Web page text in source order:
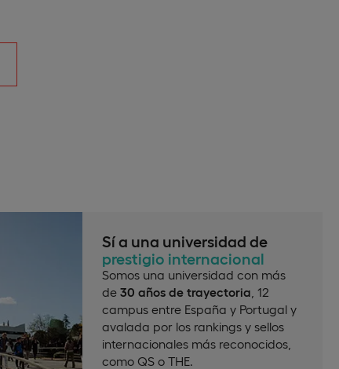
Sí a una universidad de
prestigio internacional
Somos una universidad con más
de 30 años de trayectoria , 12
campus entre España y Portugal y
avalada por los rankings y sellos
internacionales más reconocidos,
como QS o THE.